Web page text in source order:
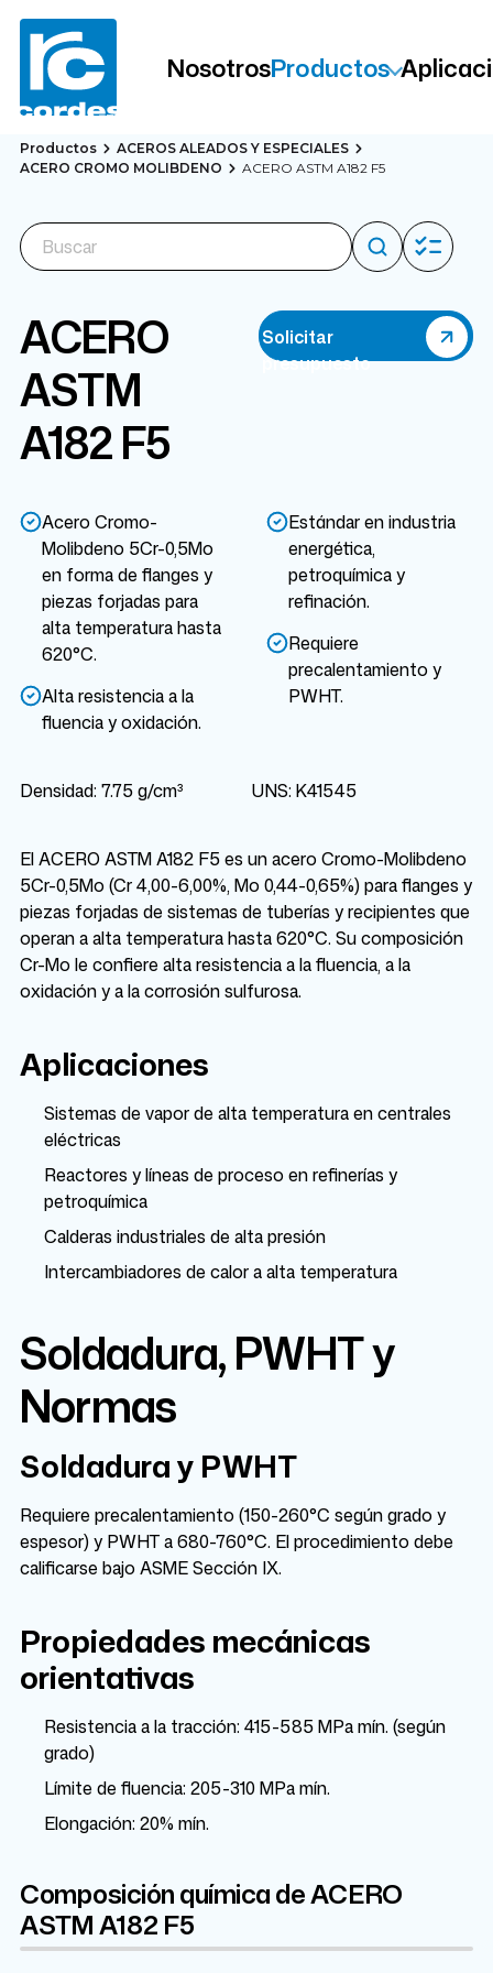
NosotrosProductos
Productos
ACEROS ALEADOS Y ESPECIALES
ACERO CROMO MOLIBDENO
ACERO ASTM A182 F5
ACERO
ASTM
A182 F5
Acero Cromo-
Molibdeno 5Cr-0,5Mo
en forma de flanges y
piezas forjadas para
alta temperatura hasta
620°C.
Alta resistencia a la
fluencia y oxidación.
Estándar en industria
energética,
petroquímica y
refinación.
Requiere
precalentamiento y
PWHT.
Densidad: 7.75 g/cm³ UNS: K41545
Solicitar
presupuesto
El ACERO ASTM A182 F5 es un acero Cromo-Molibdeno
5Cr-0,5Mo (Cr 4,00-6,00%, Mo 0,44-0,65%) para flanges y
piezas forjadas de sistemas de tuberías y recipientes que
operan a alta temperatura hasta 620°C. Su composición
Cr-Mo le confiere alta resistencia a la fluencia, a la
oxidación y a la corrosión sulfurosa.
Aplicaciones
Sistemas de vapor de alta temperatura en centrales
eléctricas
Reactores y líneas de proceso en refinerías y
petroquímica
Calderas industriales de alta presión
Intercambiadores de calor a alta temperatura
Soldadura, PWHT y
Normas
Soldadura y PWHT
Requiere precalentamiento (150-260°C según grado y
espesor) y PWHT a 680-760°C. El procedimiento debe
calificarse bajo ASME Sección IX.
Propiedades mecánicas
orientativas
Resistencia a la tracción: 415-585 MPa mín. (según
grado)
Límite de fluencia: 205-310 MPa mín.
Elongación: 20% mín.
Composición química de ACERO
ASTM A182 F5